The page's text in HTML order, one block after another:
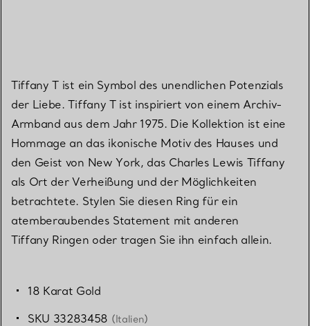
Tiffany T ist ein Symbol des unendlichen Potenzials
der Liebe. Tiffany T ist inspiriert von einem Archiv-
Armband aus dem Jahr 1975. Die Kollektion ist eine
Hommage an das ikonische Motiv des Hauses und
den Geist von New York, das Charles Lewis Tiffany
als Ort der Verheißung und der Möglichkeiten
betrachtete. Stylen Sie diesen Ring für ein
atemberaubendes Statement mit anderen
Tiffany Ringen oder tragen Sie ihn einfach allein.
18 Karat Gold
SKU 33283458 (Italien)